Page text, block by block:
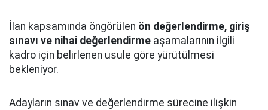
İlan kapsamında öngörülen ön değerlendirme, giriş
sınavı ve nihai değerlendirme aşamalarının ilgili
kadro için belirlenen usule göre yürütülmesi
bekleniyor.
Adayların sınav ve değerlendirme sürecine ilişkin